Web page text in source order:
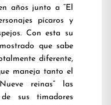
años junto a “El
pícaros y
Con esta su
que sabe
diferente,
maneja tanto el
reinas” las
sus timadores